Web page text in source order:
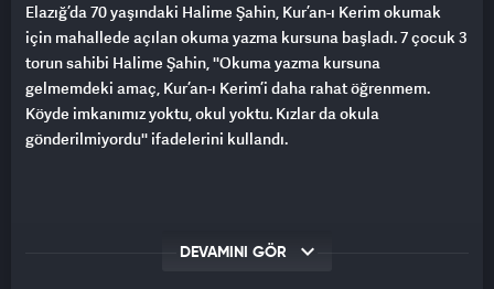
Elazığ’da 70 yaşındaki Halime Şahin, Kur’an-ı Kerim okumak
için mahallede açılan okuma yazma kursuna başladı. 7 çocuk 3
torun sahibi Halime Şahin, ''Okuma yazma kursuna
gelmemdeki amaç, Kur’an-ı Kerim’i daha rahat öğrenmem.
Köyde imkanımız yoktu, okul yoktu. Kızlar da okula
gönderilmiyordu'' ifadelerini kullandı.
DEVAMINI GÖR